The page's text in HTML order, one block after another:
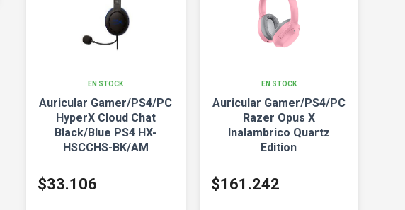
EN STOCK
Auricular Gamer/PS4/PC
HyperX Cloud Chat
Black/Blue PS4 HX-
HSCCHS-BK/AM
$33.106
EN STOCK
Auricular Gamer/PS4/PC
Razer Opus X
Inalambrico Quartz
Edition
$161.242